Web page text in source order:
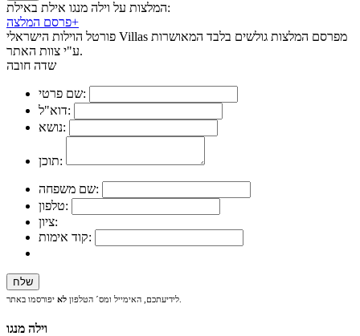
המלצות על וילה מנגו אילת באילת:
פרסם המלצה+
פורטל הוילות הישראלי Villas מפרסם המלצות גולשים בלבד המאושרות
ע"י צוות האתר.
שדה חובה
שם פרטי:
דוא"ל:
נושא:
תוכן:
שם משפחה:
טלפון:
ציון:
קוד אימות:
לידיעתכם, האימייל ומס´ הטלפון לא
וילה מנגו